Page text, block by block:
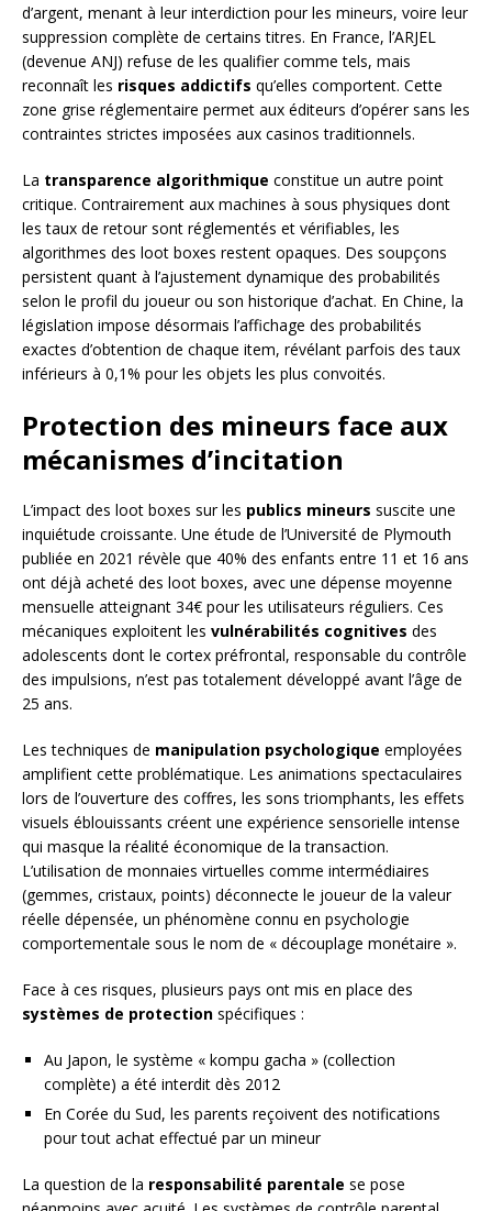
d’argent, menant à leur interdiction pour les mineurs, voire leur
suppression complète de certains titres. En France, l’ARJEL
(devenue ANJ) refuse de les qualifier comme tels, mais
reconnaît les risques addictifs qu’elles comportent. Cette
zone grise réglementaire permet aux éditeurs d’opérer sans les
contraintes strictes imposées aux casinos traditionnels.
La transparence algorithmique constitue un autre point
critique. Contrairement aux machines à sous physiques dont
les taux de retour sont réglementés et vérifiables, les
algorithmes des loot boxes restent opaques. Des soupçons
persistent quant à l’ajustement dynamique des probabilités
selon le profil du joueur ou son historique d’achat. En Chine, la
législation impose désormais l’affichage des probabilités
exactes d’obtention de chaque item, révélant parfois des taux
inférieurs à 0,1% pour les objets les plus convoités.
Protection des mineurs face aux
mécanismes d’incitation
L’impact des loot boxes sur les publics mineurs suscite une
inquiétude croissante. Une étude de l’Université de Plymouth
publiée en 2021 révèle que 40% des enfants entre 11 et 16 ans
ont déjà acheté des loot boxes, avec une dépense moyenne
mensuelle atteignant 34€ pour les utilisateurs réguliers. Ces
mécaniques exploitent les vulnérabilités cognitives des
adolescents dont le cortex préfrontal, responsable du contrôle
des impulsions, n’est pas totalement développé avant l’âge de
25 ans.
Les techniques de manipulation psychologique employées
amplifient cette problématique. Les animations spectaculaires
lors de l’ouverture des coffres, les sons triomphants, les effets
visuels éblouissants créent une expérience sensorielle intense
qui masque la réalité économique de la transaction.
L’utilisation de monnaies virtuelles comme intermédiaires
(gemmes, cristaux, points) déconnecte le joueur de la valeur
réelle dépensée, un phénomène connu en psychologie
comportementale sous le nom de « découplage monétaire ».
Face à ces risques, plusieurs pays ont mis en place des
systèmes de protection spécifiques :
Au Japon, le système « kompu gacha » (collection
complète) a été interdit dès 2012
En Corée du Sud, les parents reçoivent des notifications
pour tout achat effectué par un mineur
La question de la responsabilité parentale se pose